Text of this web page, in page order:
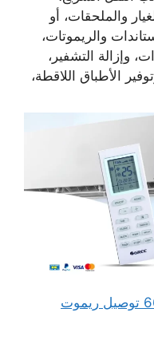
والملحقات، أو
والريموتات،
وإزالة التشفير،
الأطباق اللاقطة،
توصيل ريموت للمنزل 66041166 توصيل ريموت